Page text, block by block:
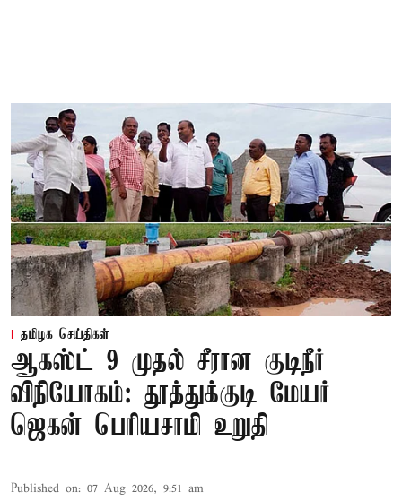
தமிழக செய்திகள்
ஆகஸ்ட் 9 முதல் சீரான குடிநீர்
விநியோகம்: தூத்துக்குடி மேயர்
ஜெகன் பெரியசாமி உறுதி
Published on: 07 Aug 2026, 9:51 am